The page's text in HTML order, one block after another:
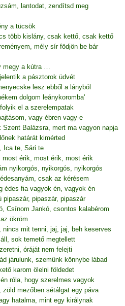
lantodat, zendítsd meg
a tücsök
több kislány, csak kettő, csak kettő
mély sír födjön be bár
megy a kútra …
a pásztorok üdvét
lesz ebből a lányból
dolgom leánykoromba'
el a szerelempatak
vagy ébren vagy-e
Szent Balázsra, mert ma vagyon napja
határát kimérted
Ica te, Sári te
most érik, most érik, most érik
nyikorgós, nyikorgós, nyikorgós
csak az kérésem
édes fia vagyok én, vagyok én
pipaszár, pipaszár, pipaszár
Csínom Jankó, csontos kalabérom
ökröm
nincs mit tenni, jaj, jaj, beh keserves
sok temető megtellett
óráját nem felejti
járulunk, szemünk könnybe lábad
karom ölelni földedet
róla, hogy szerelmes vagyok
zöld mezőben sétálgat egy páva
hatalma, mint egy királynak